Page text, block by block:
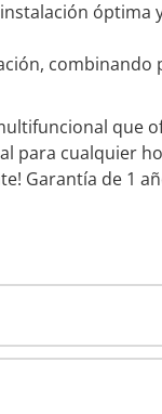
óptima
combinando
que
para cualquier
Garantía de 1